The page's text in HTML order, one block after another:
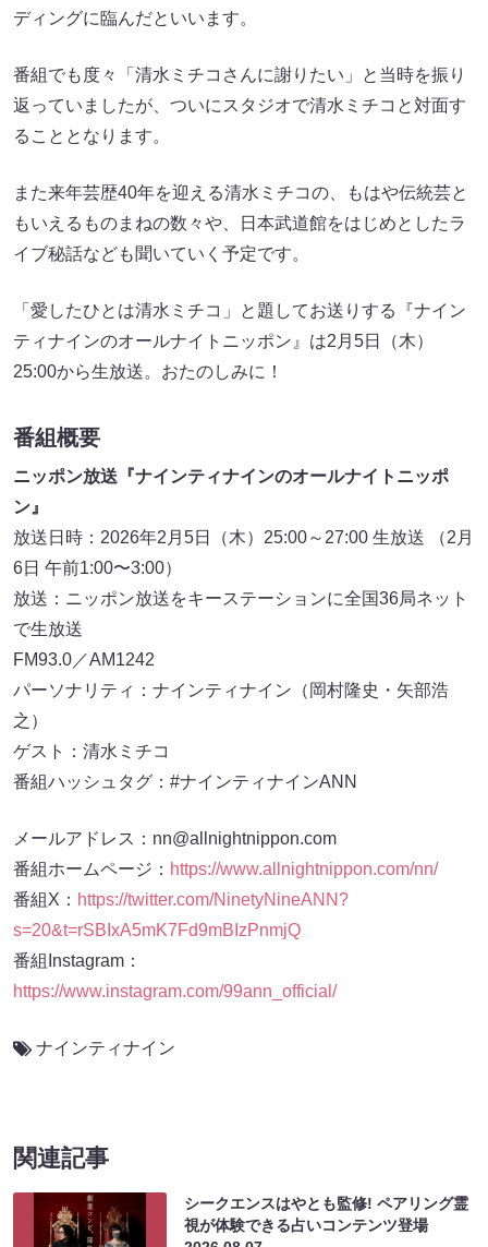
ディングに臨んだといいます。
番組でも度々「清水ミチコさんに謝りたい」と当時を振り
返っていましたが、ついにスタジオで清水ミチコと対面す
ることとなります。
また来年芸歴40年を迎える清水ミチコの、もはや伝統芸と
もいえるものまねの数々や、日本武道館をはじめとしたラ
イブ秘話なども聞いていく予定です。
「愛したひとは清水ミチコ」と題してお送りする『ナイン
ティナインのオールナイトニッポン』は2月5日（木）
25:00から生放送。おたのしみに！
番組概要
ニッポン放送『ナインティナインのオールナイトニッポ
ン』
放送日時：2026年2月5日（木）25:00～27:00 生放送 （2月
6日 午前1:00〜3:00）
放送：ニッポン放送をキーステーションに全国36局ネット
で生放送
FM93.0／AM1242
パーソナリティ：ナインティナイン（岡村隆史・矢部浩
之）
ゲスト：清水ミチコ
番組ハッシュタグ：#ナインティナインANN
メールアドレス：nn@allnightnippon.com
番組ホームページ： https://www.allnightnippon.com/nn/
番組X： https://twitter.com/NinetyNineANN?
s=20&t=rSBIxA5mK7Fd9mBIzPnmjQ
番組Instagram：
https://www.instagram.com/99ann_official/
ナインティナイン
関連記事
シークエンスはやとも監修! ペアリング霊
視が体験できる占いコンテンツ登場